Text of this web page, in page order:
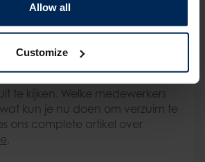
Allow all
Customize
kunnen deels voorkomen worden.
organisaties zich vooral op het
achteraf. Wie is ziek, hoe
dat?
te kijken. Welke medewerkers
kun je nu doen om verzuim te
ons complete artikel over
.